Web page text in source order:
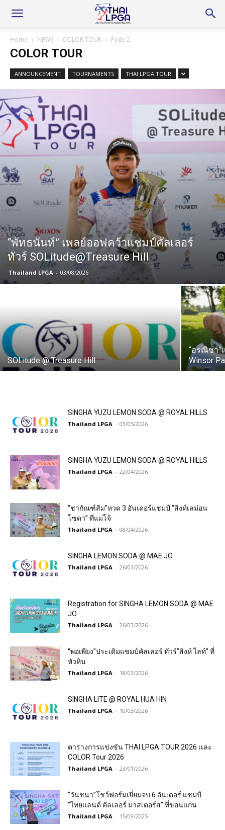
Home NEWS COLOR TOUR Page 2
COLOR TOUR
ANNOUNCEMENT TOURNAMENTS THAI LPGA TOUR
“พัทธนันท์” เพลย์ออฟคว้าแชมป์คัลเลอร์
ทัวร์ SOLitude@Treasure Hill
Thailand LPGA - 03/08/2026
SOLitude @ Treasure Hill
“อรณิชา”
Winsor
SINGHA YUZU LEMON SODA @ ROYAL HILLS
Thailand LPGA - 03/05/2026
SINGHA YUZU LEMON SODA @ ROYAL HILLS
Thailand LPGA - 22/04/2026
“ชากัณฑ์สิม”หวด 3 อันเดอร์แชมป์ “สิงห์เลม่อน
โซดา” ที่แม่โจ้
Thailand LPGA - 08/04/2026
SINGHA LEMON SODA @ MAE JO
Thailand LPGA - 26/03/2026
Registration for SINGHA LEMON SODA @ MAE
JO
Thailand LPGA - 26/03/2026
“พอเพียง”ประเดิมแชมป์คัลเลอร์ ทัวร์”สิงห์ ไลท์” ที่
หัวหิน
Thailand LPGA - 18/03/2026
SINGHA LITE @ ROYAL HUA HIN
Thailand LPGA - 10/03/2026
ตารางการแข่งขัน THAI LPGA TOUR 2026 เเละ
COLOR Tour 2026
Thailand LPGA - 23/01/2026
“วันชนา”โชว์ฟอร์มเยี่ยมจบ 6 อันเดอร์ แชมป์
”ไทยแลนด์ คัลเลอร์ มาสเตอร์ส” ที่ขอนแก่น
Thailand LPGA - 15/09/2025